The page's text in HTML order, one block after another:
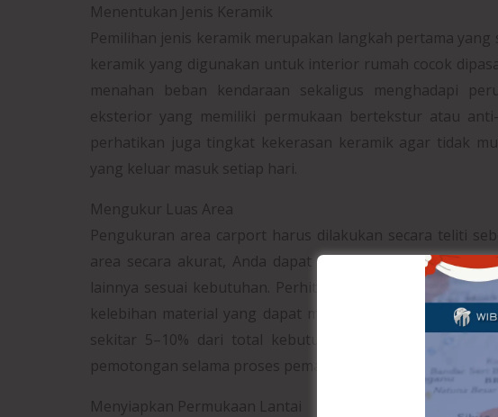
Menentukan Jenis Keramik
Pemilihan jenis keramik merupakan langkah pertama
keramik yang digunakan untuk interior rumah cocok
menahan beban kendaraan sekaligus menghadapi
eksterior yang memiliki permukaan bertekstur atau
perhatikan juga tingkat kekerasan keramik agar tidak
yang keluar masuk setiap hari.
Mengukur Luas Area
Pengukuran area carport harus dilakukan secara teliti
area secara akurat, Anda dapat menghitung jumlah
lainnya sesuai kebutuhan. Perhitungan yang tepat juga
kelebihan material yang dapat menyebabkan
sekitar 5–10% dari total kebutuhan keramik untuk
pemotongan selama proses pemasangan.
Menyiapkan Permukaan Lantai